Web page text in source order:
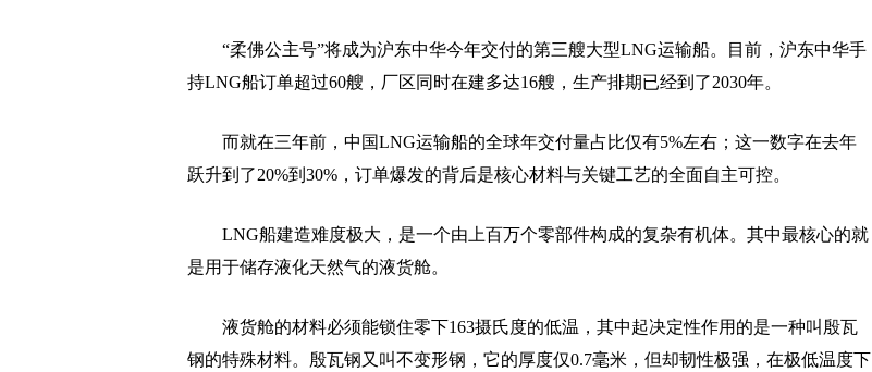
“柔佛公主号”将成为沪东中华今年交付的第三艘大型LNG运输船。目前，沪东中华手
持LNG船订单超过60艘，厂区同时在建多达16艘，生产排期已经到了2030年。
而就在三年前，中国LNG运输船的全球年交付量占比仅有5%左右；这一数字在去年
跃升到了20%到30%，订单爆发的背后是核心材料与关键工艺的全面自主可控。
LNG船建造难度极大，是一个由上百万个零部件构成的复杂有机体。其中最核心的就
是用于储存液化天然气的液货舱。
液货舱的材料必须能锁住零下163摄氏度的低温，其中起决定性作用的是一种叫殷瓦
钢的特殊材料。殷瓦钢又叫不变形钢，它的厚度仅0.7毫米，但却韧性极强，在极低温度下